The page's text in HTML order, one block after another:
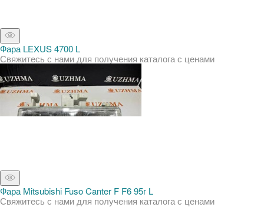
Фара LEXUS 4700 L
Свяжитесь с нами для получения каталога с ценами
Фара Mitsubishi Fuso Canter F F6 95г L
Свяжитесь с нами для получения каталога с ценами